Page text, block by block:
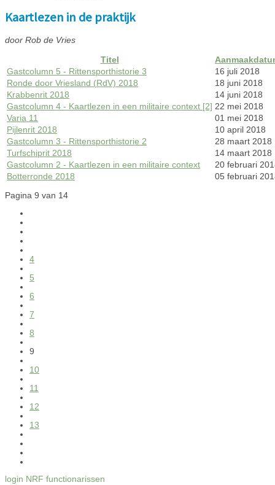
Kaartlezen in de praktijk
door Rob de Vries
Titel
Gastcolumn 5 - Rittensporthistorie 3
16 juli 2018
Ronde door Vriesland (RdV) 2018
18 juni 2018
Krabbenrit 2018
14 juni 2018
Gastcolumn 4 - Kaartlezen in een militaire context [2] 22 mei 2018
Varia 11
01 mei 2018
Pijlenrit 2018
10 april 2018
Gastcolumn 3 - Rittensporthistorie 2
28 maart 2018
Turfschiprit 2018
14 maart 2018
Gastcolumn 2 - Kaartlezen in een militaire context
20 februari
Botterronde 2018
05 februari
Pagina 9 van 14
4
5
6
7
8
9
10
11
12
13
login NRF functionarissen